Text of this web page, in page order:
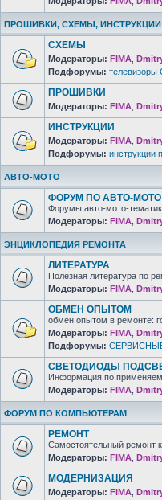
ПРОШИВКИ, СХЕМЫ, ИНСТРУКЦИИ
СХЕМЫ
Модераторы: FIMA
Подфорумы: телевизоры
ПРОШИВКИ
Модераторы: FIMA
ИНСТРУКЦИИ
Модераторы: FIMA
Подфорумы: инструкции
АВТО-МОТО
ФОРУМ ПО АВТО-МОТО
Форумы авто-мото-
Модераторы: FIMA
ЭНЦИКЛОПЕДИЯ РЕМОНТА
ЛИТЕРАТУРА
Полезная литература по
Модераторы: FIMA
ОБМЕН ОПЫТОМ
обмен опытом в ремонте:
Модераторы: FIMA
Подфорумы:
СВЕТОДИОДЫ
Информация по
Модераторы: FIMA
ФОРУМ ПО КОМПЬЮТЕРАМ
РЕМОНТ
Самостоятельный ремонт
Модераторы: FIMA
МОДЕРНИЗАЦИЯ
Модераторы: FIMA